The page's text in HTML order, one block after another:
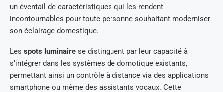
un éventail de caractéristiques qui les rendent
incontournables pour toute personne souhaitant moderniser
son éclairage domestique.
Les spots luminaire se distinguent par leur capacité à
s’intégrer dans les systèmes de domotique existants,
permettant ainsi un contrôle à distance via des applications
smartphone ou même des assistants vocaux. Cette